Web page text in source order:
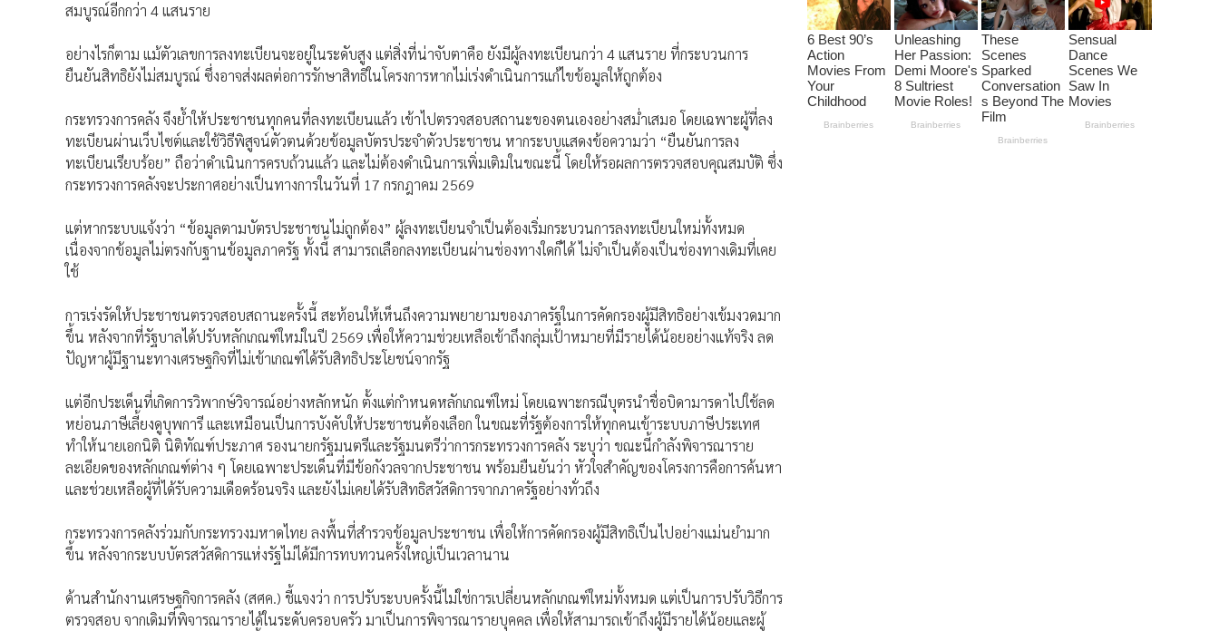
สมบูรณ์อีกกว่า 4 แสนราย
อย่างไรก็ตาม แม้ตัวเลขการลงทะเบียนจะอยู่ในระดับสูง แต่สิ่งที่น่าจับตาคือ ยังมีผู้ลงทะเบียนกว่า 4 แสนราย ที่กระบวนการ
ยืนยันสิทธิยังไม่สมบูรณ์ ซึ่งอาจส่งผลต่อการรักษาสิทธิในโครงการหากไม่เร่งดำเนินการแก้ไขข้อมูลให้ถูกต้อง
กระทรวงการคลัง จึงย้ำให้ประชาชนทุกคนที่ลงทะเบียนแล้ว เข้าไปตรวจสอบสถานะของตนเองอย่างสม่ำเสมอ โดยเฉพาะผู้ที่ลง
ทะเบียนผ่านเว็บไซต์และใช้วิธีพิสูจน์ตัวตนด้วยข้อมูลบัตรประจำตัวประชาชน หากระบบแสดงข้อความว่า “ยืนยันการลง
ทะเบียนเรียบร้อย” ถือว่าดำเนินการครบถ้วนแล้ว และไม่ต้องดำเนินการเพิ่มเติมในขณะนี้ โดยให้รอผลการตรวจสอบคุณสมบัติ ซึ่ง
กระทรวงการคลังจะประกาศอย่างเป็นทางการในวันที่ 17 กรกฎาคม 2569
แต่หากระบบแจ้งว่า “ข้อมูลตามบัตรประชาชนไม่ถูกต้อง” ผู้ลงทะเบียนจำเป็นต้องเริ่มกระบวนการลงทะเบียนใหม่ทั้งหมด
เนื่องจากข้อมูลไม่ตรงกับฐานข้อมูลภาครัฐ ทั้งนี้ สามารถเลือกลงทะเบียนผ่านช่องทางใดก็ได้ ไม่จำเป็นต้องเป็นช่องทางเดิมที่เคย
ใช้
การเร่งรัดให้ประชาชนตรวจสอบสถานะครั้งนี้ สะท้อนให้เห็นถึงความพยายามของภาครัฐในการคัดกรองผู้มีสิทธิอย่างเข้มงวดมาก
ขึ้น หลังจากที่รัฐบาลได้ปรับหลักเกณฑ์ใหม่ในปี 2569 เพื่อให้ความช่วยเหลือเข้าถึงกลุ่มเป้าหมายที่มีรายได้น้อยอย่างแท้จริง ลด
ปัญหาผู้มีฐานะทางเศรษฐกิจที่ไม่เข้าเกณฑ์ได้รับสิทธิประโยชน์จากรัฐ
แต่อีกประเด็นที่เกิดการวิพากษ์วิจารณ์อย่างหลักหนัก ตั้งแต่กำหนดหลักเกณฑ์ใหม่ โดยเฉพาะกรณีบุตรนำชื่อบิดามารดาไปใช้ลด
หย่อนภาษีเลี้ยงดูบุพการี และเหมือนเป็นการบังคับให้ประชาชนต้องเลือก ในขณะที่รัฐต้องการให้ทุกคนเข้าระบบภาษีประเทศ
ทำให้นายเอกนิติ นิติทัณฑ์ประภาศ รองนายกรัฐมนตรีและรัฐมนตรีว่าการกระทรวงการคลัง ระบุว่า ขณะนี้กำลังพิจารณาราย
ละเอียดของหลักเกณฑ์ต่าง ๆ โดยเฉพาะประเด็นที่มีข้อกังวลจากประชาชน พร้อมยืนยันว่า หัวใจสำคัญของโครงการคือการค้นหา
และช่วยเหลือผู้ที่ได้รับความเดือดร้อนจริง และยังไม่เคยได้รับสิทธิสวัสดิการจากภาครัฐอย่างทั่วถึง
กระทรวงการคลังร่วมกับกระทรวงมหาดไทย ลงพื้นที่สำรวจข้อมูลประชาชน เพื่อให้การคัดกรองผู้มีสิทธิเป็นไปอย่างแม่นยำมาก
ขึ้น หลังจากระบบบัตรสวัสดิการแห่งรัฐไม่ได้มีการทบทวนครั้งใหญ่เป็นเวลานาน
ด้านสำนักงานเศรษฐกิจการคลัง (สศค.) ชี้แจงว่า การปรับระบบครั้งนี้ไม่ใช่การเปลี่ยนหลักเกณฑ์ใหม่ทั้งหมด แต่เป็นการปรับวิธีการ
ตรวจสอบ จากเดิมที่พิจารณารายได้ในระดับครอบครัว มาเป็นการพิจารณารายบุคคล เพื่อให้สามารถเข้าถึงผู้มีรายได้น้อยและผู้